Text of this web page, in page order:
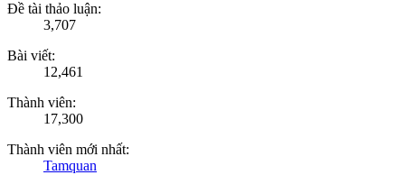
Đề tài thảo luận:
3,707
Bài viết:
12,461
Thành viên:
17,300
Thành viên mới nhất:
Tamquan